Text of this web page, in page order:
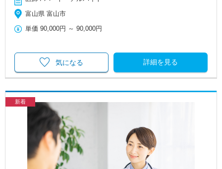
富山県 富山市
単価 90,000円 ～90,000円
詳細を見る
気になる
新着